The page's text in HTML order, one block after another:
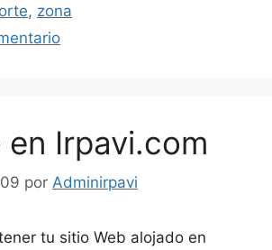
, zona
en Irpavi.com
por Adminirpavi
tu sitio Web alojado en